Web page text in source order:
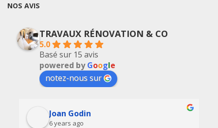
NOS AVIS
TRAVAUX RÉNOVATION & CO
5.0
Basé sur 15 avis
powered byGoogle
notez-nous sur
Joan Godin
6 years ago